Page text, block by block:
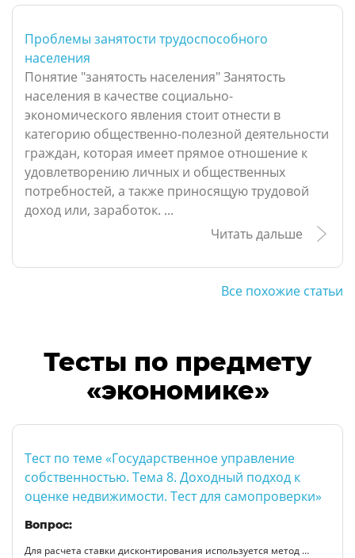
Проблемы занятости трудоспособного
населения
Понятие "занятость населения" Занятость
населения в качестве социально-
экономического явления стоит отнести в
категорию общественно-полезной деятельности
граждан, которая имеет прямое отношение к
удовлетворению личных и общественных
потребностей, а также приносящую трудовой
доход или, заработок. ...
Читать дальше
Все похожие статьи
Тесты по предмету
«экономике»
Тест по теме «Государственное управление
собственностью. Тема 8. Доходный подход к
оценке недвижимости. Тест для самопроверки»
Вопрос:
Для расчета ставки дисконтирования используется метод …